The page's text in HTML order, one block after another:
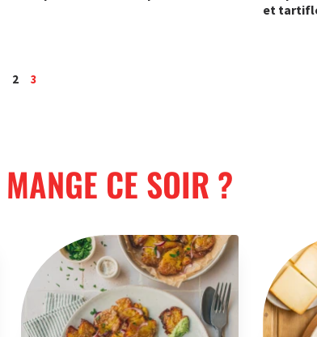
et
2 3
MANGE CE SOIR ?